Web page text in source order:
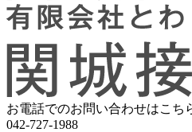
お電話でのお問い合わせはこち
042-727-1988